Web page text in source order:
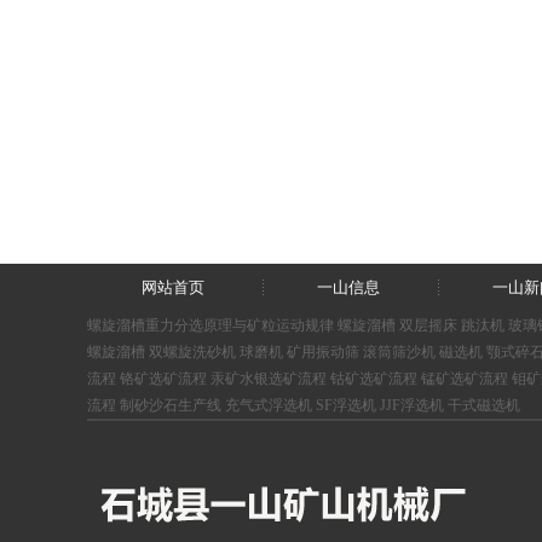
网站首页 一山信息 一山
螺旋溜槽重力分选原理与矿粒运动规律 螺旋溜槽 双层摇床 跳汰机 玻璃
螺旋溜槽 双螺旋洗砂机 球磨机 矿用振动筛 滚筒筛沙机 磁选机 颚式碎
流程 铬矿选矿流程 汞矿水银选矿流程 钴矿选矿流程 锰矿选矿流程 钼
流程 制砂沙石生产线 充气式浮选机 SF浮选机 JJF浮选机 干式磁选机